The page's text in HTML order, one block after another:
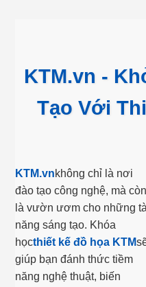
KTM.vn -
Tạo Với
KTM.vnkhông chỉ là nơi
đào tạo công nghệ, mà còn
là vườn ươm cho những
năng sáng tạo. Khóa
họcthiết kế đồ họa KTM
giúp bạn đánh thức tiềm
năng nghệ thuật, biến